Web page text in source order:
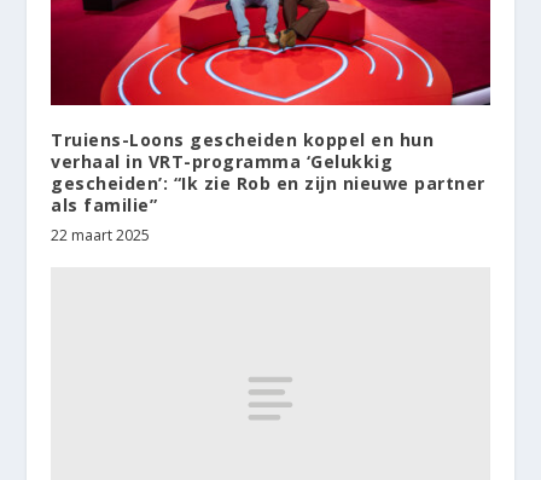
Truiens-Loons gescheiden koppel en hun
verhaal in VRT-programma ‘Gelukkig
gescheiden’: “Ik zie Rob en zijn nieuwe partner
als familie”
22 maart 2025